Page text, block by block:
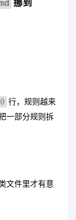
挪到
行，规则越来
一部分规则拆
文件里才有意